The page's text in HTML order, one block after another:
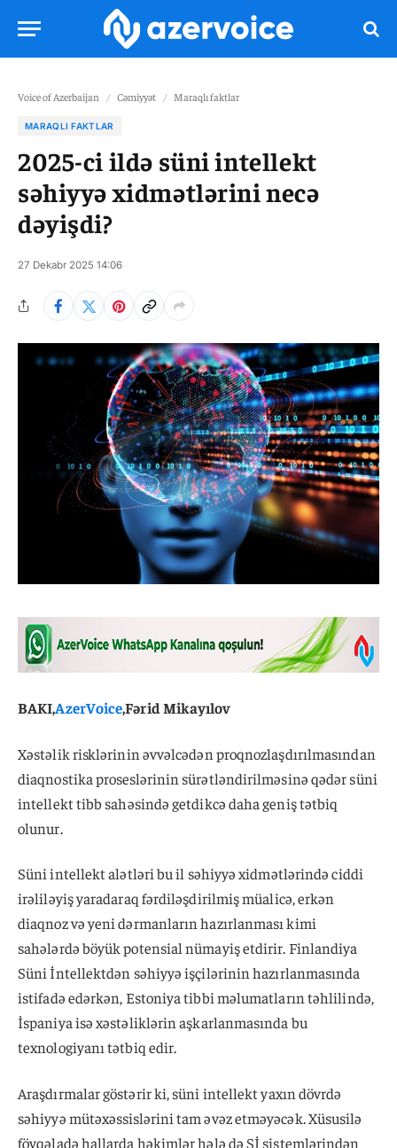
Voice of Azerbaijan / Cəmiyyət / Maraqlı faktlar
MARAQLI FAKTLAR
2025-ci ildə süni intellekt
səhiyyə xidmətlərini necə
dəyişdi?
27 Dekabr 2025 14:06
BAKI,AzerVoice,Fərid Mikayılov
Xəstəlik risklərinin əvvəlcədən proqnozlaşdırılmasından
diaqnostika proseslərinin sürətləndirilməsinə qədər süni
intellekt tibb sahəsində getdikcə daha geniş tətbiq
olunur.
Süni intellekt alətləri bu il səhiyyə xidmətlərində ciddi
irəliləyiş yaradaraq fərdiləşdirilmiş müalicə, erkən
diaqnoz və yeni dərmanların hazırlanması kimi
sahələrdə böyük potensial nümayiş etdirir. Finlandiya
Süni İntellektdən səhiyyə işçilərinin hazırlanmasında
istifadə edərkən, Estoniya tibbi məlumatların təhlilində,
İspaniya isə xəstəliklərin aşkarlanmasında bu
texnologiyanı tətbiq edir.
Araşdırmalar göstərir ki, süni intellekt yaxın dövrdə
səhiyyə mütəxəssislərini tam əvəz etməyəcək. Xüsusilə
fövqəladə hallarda həkimlər hələ də Sİ sistemlərindən